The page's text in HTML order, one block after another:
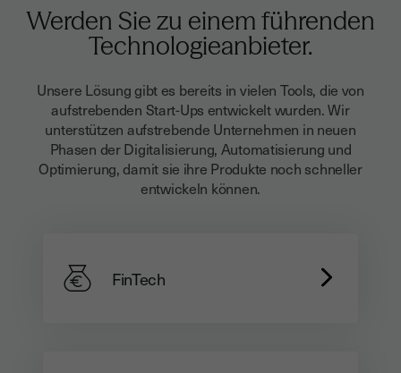
Werden Sie zu einem führenden
Technologieanbieter.
Unsere Lösung gibt es bereits in vielen Tools, die von
aufstrebenden Start-Ups entwickelt wurden. Wir
unterstützen aufstrebende Unternehmen in neuen
Phasen der Digitalisierung, Automatisierung und
Optimierung, damit sie ihre Produkte noch schneller
entwickeln können.
FinTech